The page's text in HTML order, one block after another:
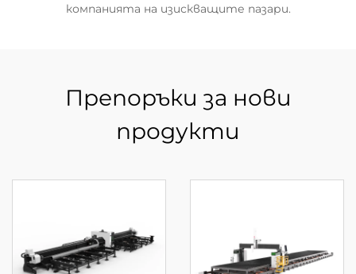
компанията на изискващите пазари.
Препоръки за нови
продукти